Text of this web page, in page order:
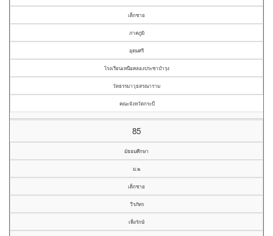
เด็กชาย
ภาคภูมิ
อุดมศรี
โรงเรียนเหนือคลองประชาบำรุง
วัดธรรมาวุธสรณาราม
คณะจังหวัดกระบี่
85
มัธยมศึกษา
ม.๒
เด็กชาย
วีรภัทร
เพ็งรักษ์